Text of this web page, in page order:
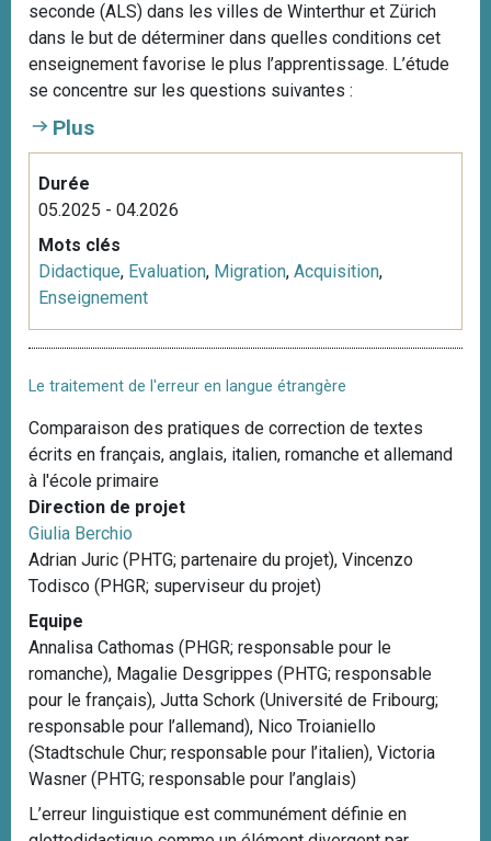
seconde (ALS) dans les villes de Winterthur et Zürich
dans le but de déterminer dans quelles conditions cet
enseignement favorise le plus l’apprentissage. L’étude
se concentre sur les questions suivantes :
Plus
Durée
05.2025 - 04.2026
Mots clés
Didactique, Evaluation, Migration, Acquisition,
Enseignement
Le traitement de l'erreur en langue étrangère
Comparaison des pratiques de correction de textes
écrits en français, anglais, italien, romanche et allemand
à l'école primaire
Direction de projet
Giulia Berchio
Adrian Juric (PHTG; partenaire du projet), Vincenzo
Todisco (PHGR; superviseur du projet)
Equipe
Annalisa Cathomas (PHGR; responsable pour le
romanche), Magalie Desgrippes (PHTG; responsable
pour le français), Jutta Schork (Université de Fribourg;
responsable pour l’allemand), Nico Troianiello
(Stadtschule Chur; responsable pour l’italien), Victoria
Wasner (PHTG; responsable pour l’anglais)
L’erreur linguistique est communément définie en